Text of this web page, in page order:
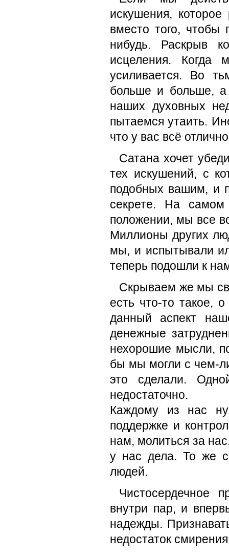
искушения,
вместо того, чтобы
нибудь. Раскрыв
исцеления. Когда
усиливается. Во
больше и больше, а
наших духовных
пытаемся утаить.
что у вас всё
Сатана хочет
тех искушений, с
подобных вашим, и
секрете. На
положении, мы все
Миллионы других
мы, и испытывали
теперь подошли к
Скрываем же мы
есть что-то такое,
данный аспект
денежные
нехорошие мысли,
бы мы могли с чем-
это сделали.
недостаточно.
Каждому из нас
поддержке и
нам, молиться за
у нас дела. То же
людей.
Чистосердечное
внутри пар, и
надежды.
недостаток